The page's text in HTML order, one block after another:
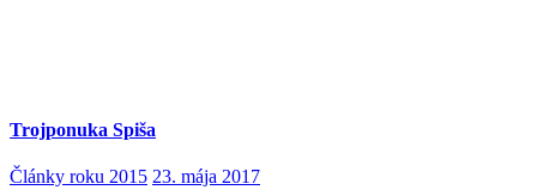
Trojponuka Spiša
Články roku 2015 23. mája 2017